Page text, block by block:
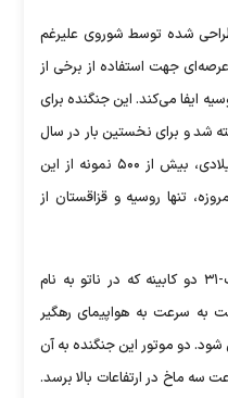
میگ-۳۱ رهگیر طراحی شده توسط شوروی علیرغم
جهت استفاده از برخی از
ایفا می‌کند. این جنگنده برای
رهگیرهای میگ-۲۵ ساخته شد و برای نخستین بار در سال
۱۹۷۵ پرواز کرد. در اواسط دهه نود میلادی، بیش از ۵۰۰ نمونه از این
تنها روسیه و قزاقستان از
در ادامه این مطلب آمده است، میگ-۳۱ دو کابینه که در ناتو به نام
به سرعت به هواپیمای رهگیر
دو موتور این جنگنده به آن
سه ماخ در ارتفاعات بالا برسد.